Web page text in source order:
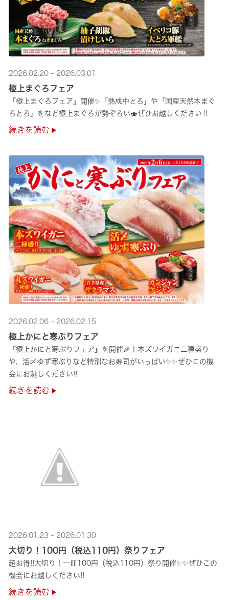
2026.02.20 - 2026.03.01
極上まぐろフェア
『極上まぐろフェア』開催✨「熟成中とろ」や「国産天然本まぐ
ろとろ」をなど極上まぐろが勢ぞろい🍣ぜひお越しください‼
続きを読む
2026.02.06 - 2026.02.15
極上かにと寒ぶりフェア
『極上かにと寒ぶりフェア』を開催🎉！本ズワイガニ二種盛り
や、活〆ゆず寒ぶりなど特別なお寿司がいっぱい✨✨ぜひこの機
会にお越しください!!
続きを読む
2026.01.23 - 2026.01.30
大切り！100円（税込110円）祭りフェア
超お得!!大切り！一皿100円（税込110円）祭り開催✨✨ぜひこの
機会にお越しください!!
続きを読む